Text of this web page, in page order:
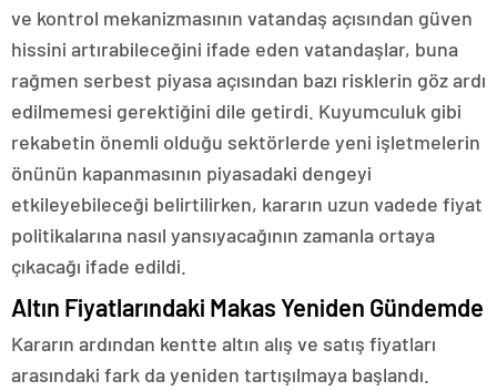
ve kontrol mekanizmasının vatandaş açısından güven
hissini artırabileceğini ifade eden vatandaşlar, buna
rağmen serbest piyasa açısından bazı risklerin göz ardı
edilmemesi gerektiğini dile getirdi. Kuyumculuk gibi
rekabetin önemli olduğu sektörlerde yeni işletmelerin
önünün kapanmasının piyasadaki dengeyi
etkileyebileceği belirtilirken, kararın uzun vadede fiyat
politikalarına nasıl yansıyacağının zamanla ortaya
çıkacağı ifade edildi.
Altın Fiyatlarındaki Makas Yeniden Gündemde
Kararın ardından kentte altın alış ve satış fiyatları
arasındaki fark da yeniden tartışılmaya başlandı.